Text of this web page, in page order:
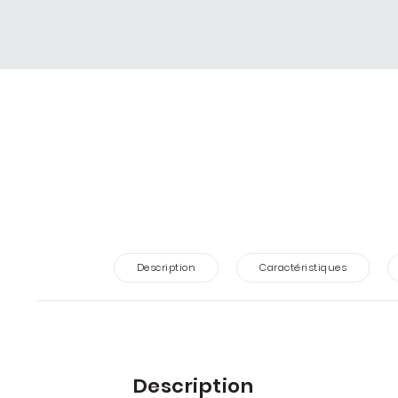
Description Caractéristiques
Description